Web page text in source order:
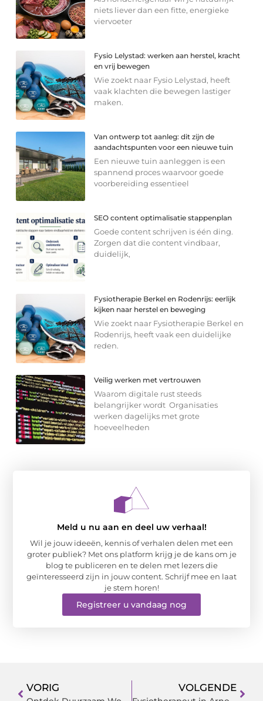
niets liever dan een fitte, energieke
viervoeter
Fysio Lelystad: werken aan herstel, kracht
en vrij bewegen
Wie zoekt naar Fysio Lelystad, heeft
vaak klachten die bewegen lastiger
maken.
Van ontwerp tot aanleg: dit zijn de
aandachtspunten voor een nieuwe tuin
Een nieuwe tuin aanleggen is een
spannend proces waarvoor goede
voorbereiding essentieel
SEO content optimalisatie stappenplan
Goede content schrijven is één ding.
Zorgen dat die content vindbaar,
duidelijk,
Fysiotherapie Berkel en Rodenrijs: eerlijk
kijken naar herstel en beweging
Wie zoekt naar Fysiotherapie Berkel en
Rodenrijs, heeft vaak een duidelijke
reden.
Veilig werken met vertrouwen
Waarom digitale rust steeds
belangrijker wordt Organisaties
werken dagelijks met grote
hoeveelheden
Meld u nu aan en deel uw verhaal!
Wil je jouw ideeën, kennis of verhalen delen met een
groter publiek? Met ons platform krijg je de kans om je
blog te publiceren en te delen met lezers die
geïnteresseerd zijn in jouw content. Schrijf mee en laat
je stem horen!
Registreer u vandaag nog
VORIG VOLGENDE